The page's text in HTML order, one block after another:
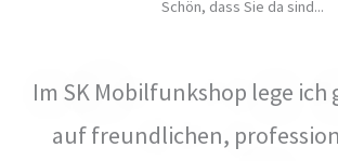
Schön, dass Sie da sind...
Im SK Mobilfunkshop lege ich
auf freundlichen,